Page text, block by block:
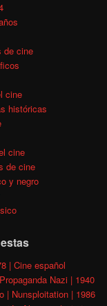
de cine
cine
históricas
cine
de cine
y negro
| Cine español
Nazi | 1940
| Nunsploitation | 1986